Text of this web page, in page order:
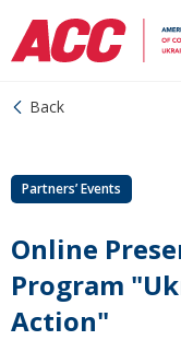
Back
Partners’ Events
Online
Program
Action"